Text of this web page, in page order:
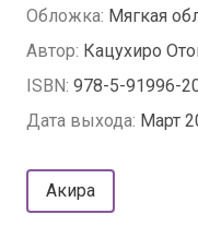
Обложка: Мягкая
Автор: Кацухиро
ISBN: 978-5-91996-
Дата выхода: Март
Акира